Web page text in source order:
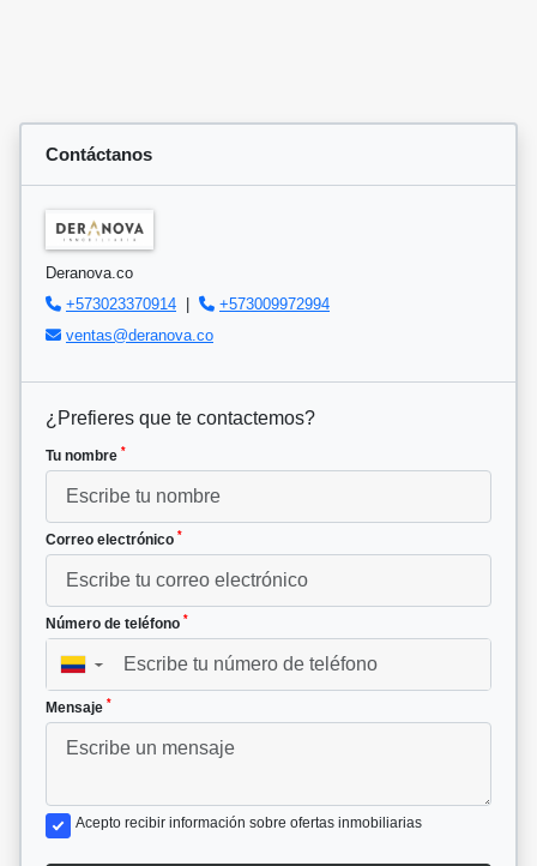
Contáctanos
Deranova.co
+573023370914 |
+573009972994
ventas@deranova.co
¿Prefieres que te contactemos?
Tu nombre *
Correo electrónico *
Número de teléfono *
▼
Mensaje *
Acepto recibir información sobre ofertas inmobiliarias